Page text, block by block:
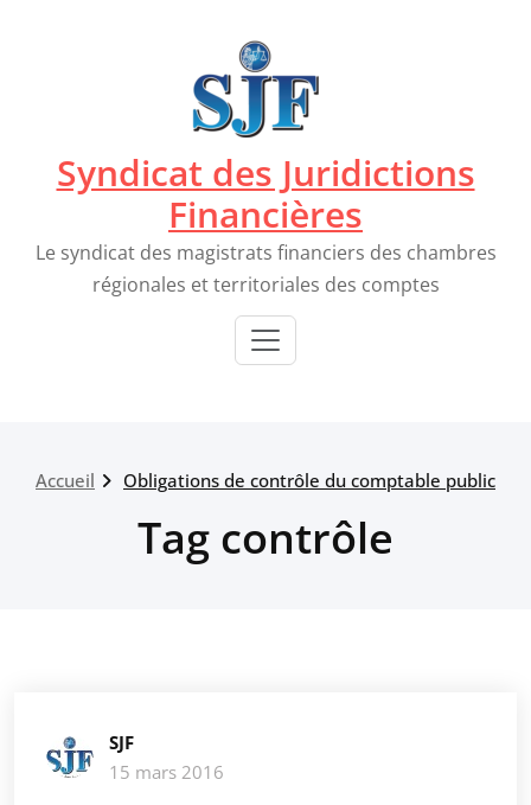
Syndicat des Juridictions
Financières
Le syndicat des magistrats financiers des chambres
régionales et territoriales des comptes
Accueil Obligations de contrôle du comptable public
Tag contrôle
SJF
15 mars 2016